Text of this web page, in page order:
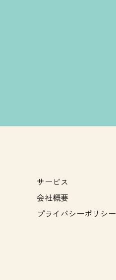
サービス
会社概要
プライバシーポリシー